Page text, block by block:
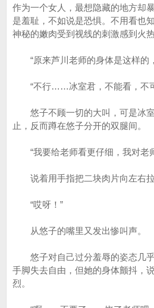
作为一个女人，最想隐藏的地方却
是羞耻，不如说是恐惧。不用看也
神秘的嫩肉受到视线的刺激感到火热
“原来芦川老师的身体是这样的
“不行……冰室君，不能看，不
悠子不顾一切的大叫，可是冰室
止，反而蹲在悠子分开的双腿间。
“我要给老师看更仔细，我对老
说着用手指把二块肉片向左右拉
“哎呀！”
从悠子的嘴里又发出惨叫声。
悠子对自己过分羞辱的姿态几乎
手脚失去自由，但她的身体颤抖，
烈。